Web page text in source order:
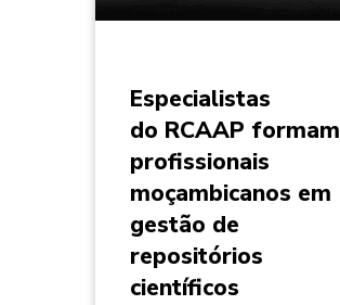
Especialistas
do RCAAP formam
profissionais
moçambicanos em
gestão de
repositórios
científicos